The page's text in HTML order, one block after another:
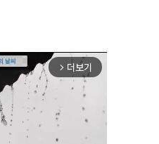
arrow_forward_ios 더보기